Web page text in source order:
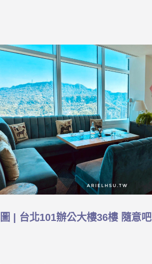
圖 | 台北101辦公大樓36樓 隨意吧